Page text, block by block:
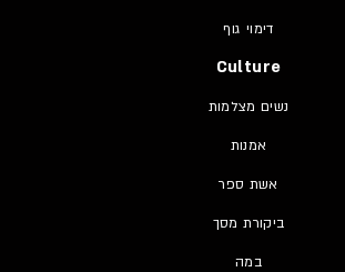
דימוי גוף
Culture
נשים מצלמות
אמנות
אשת ספר
ביקורת מסך
במה